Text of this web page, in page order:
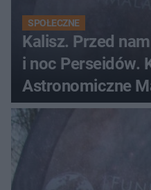
SPOŁECZNE
Kalisz. Przed
i noc Perseidów.
Astronomiczne
na wspólne